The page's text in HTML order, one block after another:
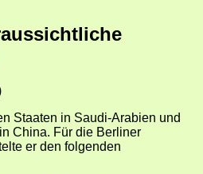
Staaten in Saudi-Arabien und
China. Für die Berliner
er den folgenden